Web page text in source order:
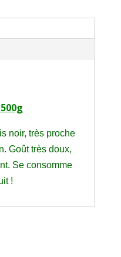
noir, très proche
Goût très doux,
Se consomme
!